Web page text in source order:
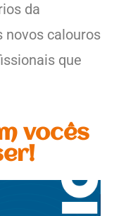
da
novos calouros
que
vocês